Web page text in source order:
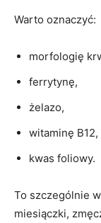
Warto oznaczyć:
morfologię
ferrytynę,
żelazo,
witaminę B12,
kwas foliowy.
To szczególnie
miesiączki,